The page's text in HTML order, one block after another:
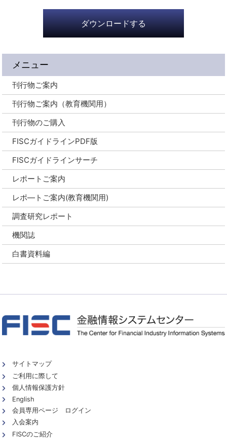
ダウンロードする
メニュー
刊行物ご案内
刊行物ご案内（教育機関用）
刊行物のご購入
FISCガイドラインPDF版
FISCガイドラインサーチ
レポートご案内
レポ―トご案内(教育機関用)
調査研究レポート
機関誌
白書資料編
サイトマップ
ご利用に際して
個人情報保護方針
English
会員専用ページ ログイン
入会案内
FISCのご紹介